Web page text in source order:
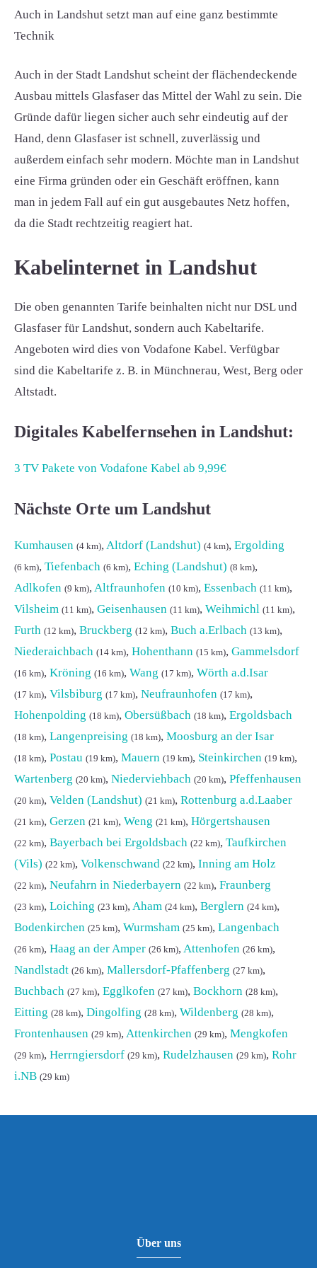
Auch in Landshut setzt man auf eine ganz bestimmte
Technik
Auch in der Stadt Landshut scheint der flächendeckende
Ausbau mittels Glasfaser das Mittel der Wahl zu sein. Die
Gründe dafür liegen sicher auch sehr eindeutig auf der
Hand, denn Glasfaser ist schnell, zuverlässig und
außerdem einfach sehr modern. Möchte man in Landshut
eine Firma gründen oder ein Geschäft eröffnen, kann
man in jedem Fall auf ein gut ausgebautes Netz hoffen,
da die Stadt rechtzeitig reagiert hat.
Kabelinternet in Landshut
Die oben genannten Tarife beinhalten nicht nur DSL und
Glasfaser für Landshut, sondern auch Kabeltarife.
Angeboten wird dies von Vodafone Kabel. Verfügbar
sind die Kabeltarife z. B. in Münchnerau, West, Berg oder
Altstadt.
Digitales Kabelfernsehen in Landshut:
3 TV Pakete von Vodafone Kabel ab 9,99€
Nächste Orte um Landshut
Kumhausen (4 km), Altdorf (Landshut) (4 km), Ergolding
(6 km), Tiefenbach (6 km), Eching (Landshut) (8 km),
Adlkofen (9 km), Altfraunhofen (10 km), Essenbach (11 km),
Vilsheim (11 km), Geisenhausen (11 km), Weihmichl (11 km),
Furth (12 km), Bruckberg (12 km), Buch a.Erlbach (13 km),
Niederaichbach (14 km), Hohenthann (15 km), Gammelsdorf
(16 km), Kröning (16 km), Wang (17 km), Wörth a.d.Isar
(17 km), Vilsbiburg (17 km), Neufraunhofen (17 km),
Hohenpolding (18 km), Obersüßbach (18 km), Ergoldsbach
(18 km), Langenpreising (18 km), Moosburg an der Isar
(18 km), Postau (19 km), Mauern (19 km), Steinkirchen (19 km),
Wartenberg (20 km), Niederviehbach (20 km), Pfeffenhausen
(20 km), Velden (Landshut) (21 km), Rottenburg a.d.Laaber
(21 km), Gerzen (21 km), Weng (21 km), Hörgertshausen
(22 km), Bayerbach bei Ergoldsbach (22 km), Taufkirchen
(Vils) (22 km), Volkenschwand (22 km), Inning am Holz
(22 km), Neufahrn in Niederbayern (22 km), Fraunberg
(23 km), Loiching (23 km), Aham (24 km), Berglern (24 km),
Bodenkirchen (25 km), Wurmsham (25 km), Langenbach
(26 km), Haag an der Amper (26 km), Attenhofen (26 km),
Nandlstadt (26 km), Mallersdorf-Pfaffenberg (27 km),
Buchbach (27 km), Egglkofen (27 km), Bockhorn (28 km),
Eitting (28 km), Dingolfing (28 km), Wildenberg (28 km),
Frontenhausen (29 km), Attenkirchen (29 km), Mengkofen
(29 km), Herrngiersdorf (29 km), Rudelzhausen (29 km), Rohr
i.NB (29 km)
Über uns